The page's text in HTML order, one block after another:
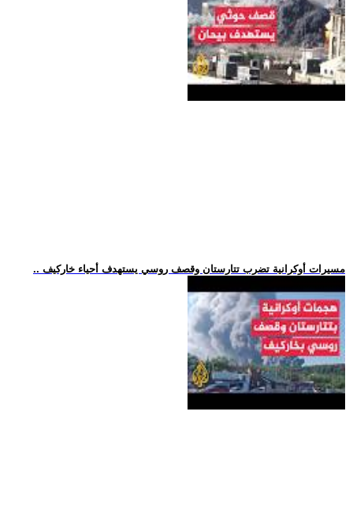
.. مسيرات أوكرانية تضرب تتارستان وقصف روسي يستهدف أحياء خاركيف